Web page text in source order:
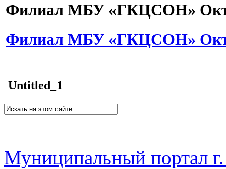
Филиал МБУ «ГКЦСОН»
Филиал МБУ «ГКЦСОН»
Untitled_1
Муниципальный портал